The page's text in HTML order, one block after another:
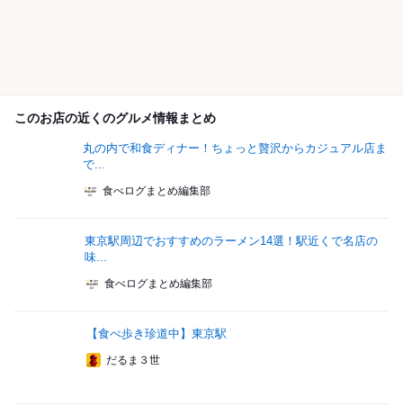
このお店の近くのグルメ情報まとめ
丸の内で和食ディナー！ちょっと贅沢からカジュアル店ま
で...
食べログまとめ編集部
東京駅周辺でおすすめのラーメン14選！駅近くで名店の
味...
食べログまとめ編集部
【食べ歩き珍道中】東京駅
だるま３世